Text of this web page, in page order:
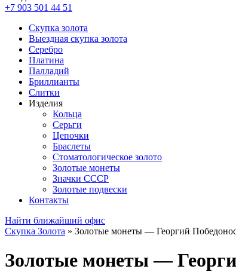
+7 903 501 44 51
Скупка золота
Выездная скупка золота
Серебро
Платина
Палладий
Бриллианты
Слитки
Изделия
Кольца
Серьги
Цепочки
Браслеты
Стоматологическое золото
Золотые монеты
Значки СССР
Золотые подвески
Контакты
Найти ближайший офис
Скупка Золота » Золотые монеты — Георгий
Золотые монеты —